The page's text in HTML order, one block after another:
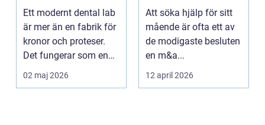
Ett modernt dental lab
är mer än en fabrik för
kronor och proteser.
Det fungerar som en
förlängning ...
02 maj 2026
skaver
Att söka hjälp för sitt
mående är ofta ett av
de modigaste besluten
en m&a...
12 april 2026